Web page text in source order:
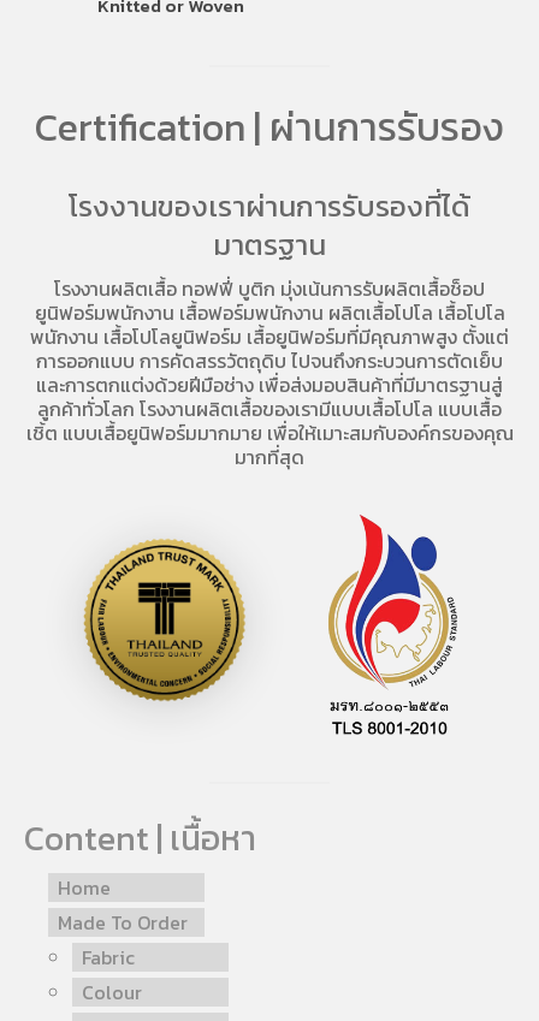
Certification | ผ่านการรับรอง
โรงงานของเราผ่านการรับรองที่ได้
มาตรฐาน
โรงงานผลิตเสื้อ ทอฟฟี่ บูติก มุ่งเน้นการรับผลิตเสื้อช็อป
ยูนิฟอร์มพนักงาน เสื้อฟอร์มพนักงาน ผลิตเสื้อโปโล เสื้อโปโล
พนักงาน เสื้อโปโลยูนิฟอร์ม เสื้อยูนิฟอร์มที่มีคุณภาพสูง ตั้งแต่
การออกแบบ การคัดสรรวัตถุดิบ ไปจนถึงกระบวนการตัดเย็บ
และการตกแต่งด้วยฝีมือช่าง เพื่อส่งมอบสินค้าที่มีมาตรฐานสู่
ลูกค้าทั่วโลก โรงงานผลิตเสื้อของเรามีแบบเสื้อโปโล แบบเสื้อ
เชิ้ต แบบเสื้อยูนิฟอร์มมากมาย เพื่อให้เมาะสมกับองค์กรของคุณ
มากที่สุด
Content | เนื้อหา
Home
Made To Order
Fabric
Colour